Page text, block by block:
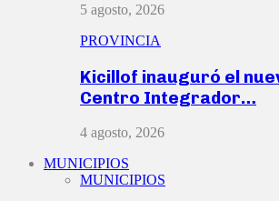
5 agosto, 2026
PROVINCIA
Kicillof inauguró el
Centro Integrador…
4 agosto, 2026
MUNICIPIOS
MUNICIPIOS